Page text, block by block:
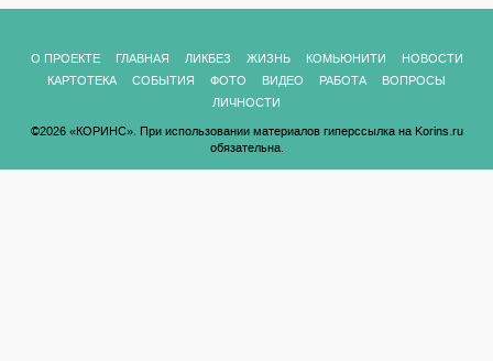
О ПРОЕКТЕ ГЛАВНАЯ ЛИКБЕЗ ЖИЗНЬ КОМЬЮНИТИ
НОВОСТИ
КАРТОТЕКА
СОБЫТИЯ ФОТО ВИДЕО РАБОТА
ВОПРОСЫ
ЛИЧНОСТИ
©2026 «КОРИНС». При использовании материалов гиперссылка на Korins.ru
обязательна.